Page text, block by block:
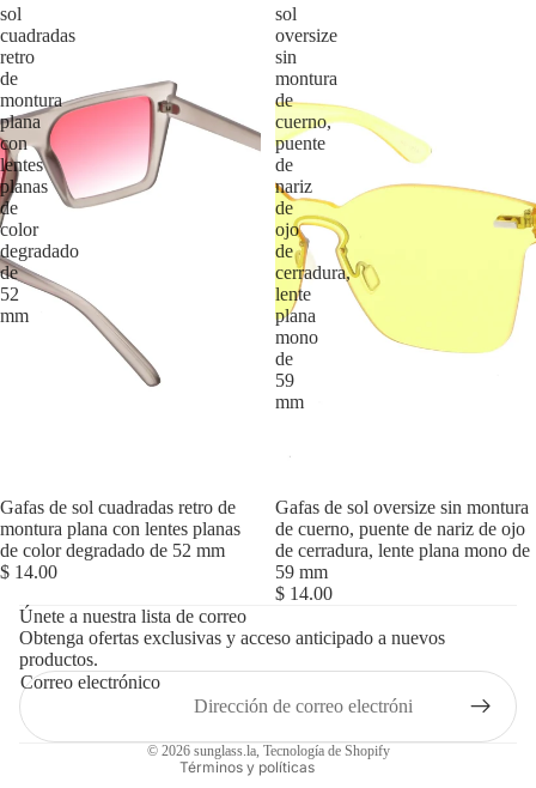
sol
cuadradas
retro
de
montura
plana
con
lentes
planas
de
color
degradado
de
52
mm
Agotado
Gafas de sol cuadradas retro de
montura plana con lentes planas
de color degradado de 52 mm
$ 14.00
sol
oversize
sin
montura
de
cuerno,
puente
de
nariz
de
ojo
de
cerradura,
lente
plana
mono
de
59
mm
Gafas de sol oversize sin montura
de cuerno, puente de nariz de ojo
de cerradura, lente plana mono de
59 mm
$ 14.00
Únete a nuestra lista de correo
Obtenga ofertas exclusivas y acceso anticipado a nuevos
productos.
Correo electrónico
© 2026 sunglass.la, Tecnología de Shopify
Términos y políticas
Política de privacidad
Política de envío